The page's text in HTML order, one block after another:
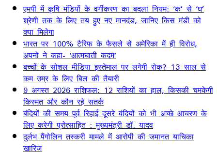
एमपी में कृषि मंडियों के वर्गीकरण का बदला नियम: ‘क’ से ‘घ’
श्रेणी तक के लिए तय हुए नए मानदंड, जानिए किस मंडी को
क्या मिलेगा
भारत पर 100% टैरिफ के फैसले से अमेरिका में ही विरोध,
अपनों ने कहा- ‘आत्मघाती कदम’
बच्चों के सोशल मीडिया इस्तेमाल पर लगेगी रोक? 13 साल से
कम उम्र के लिए बिल की तैयारी
9 अगस्त 2026 राशिफल: 12 राशियों का हाल, किसकी चमकेगी
किस्मत और कौन रहे सतर्क
बंदियों की समय पूर्व रिहाई दूसरे बंदियों को भी अच्छे आचरण के
लिए करेगी प्रोत्साहित : मुख्यमंत्री डॉ. यादव
दुर्लभ पैंगोलिन तस्करी मामले में आरोपी की जमानत याचिका
खारिज